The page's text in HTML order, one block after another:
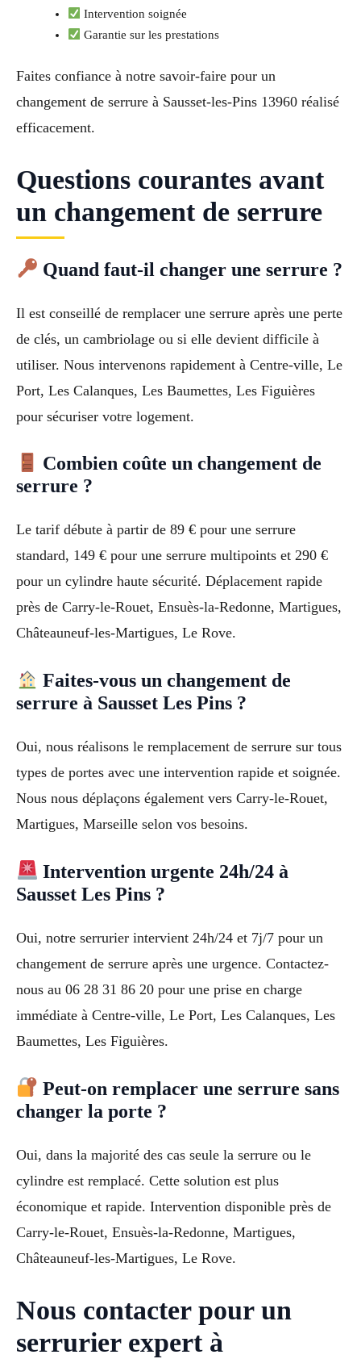
Intervention soignée
Garantie sur les prestations
Faites confiance à notre savoir-faire pour un
changement de serrure à Sausset-les-Pins 13960 réalisé
efficacement.
Questions courantes avant
un changement de serrure
Quand faut-il changer une serrure ?
Il est conseillé de remplacer une serrure après une perte
de clés, un cambriolage ou si elle devient difficile à
utiliser. Nous intervenons rapidement à Centre-ville, Le
Port, Les Calanques, Les Baumettes, Les Figuières
pour sécuriser votre logement.
Combien coûte un changement de
serrure ?
Le tarif débute à partir de 89 € pour une serrure
standard, 149 € pour une serrure multipoints et 290 €
pour un cylindre haute sécurité. Déplacement rapide
près de Carry-le-Rouet, Ensuès-la-Redonne, Martigues,
Châteauneuf-les-Martigues, Le Rove.
Faites-vous un changement de
serrure à Sausset Les Pins ?
Oui, nous réalisons le remplacement de serrure sur tous
types de portes avec une intervention rapide et soignée.
Nous nous déplaçons également vers Carry-le-Rouet,
Martigues, Marseille selon vos besoins.
Intervention urgente 24h/24 à
Sausset Les Pins ?
Oui, notre serrurier intervient 24h/24 et 7j/7 pour un
changement de serrure après une urgence. Contactez-
nous au 06 28 31 86 20 pour une prise en charge
immédiate à Centre-ville, Le Port, Les Calanques, Les
Baumettes, Les Figuières.
Peut-on remplacer une serrure sans
changer la porte ?
Oui, dans la majorité des cas seule la serrure ou le
cylindre est remplacé. Cette solution est plus
économique et rapide. Intervention disponible près de
Carry-le-Rouet, Ensuès-la-Redonne, Martigues,
Châteauneuf-les-Martigues, Le Rove.
Nous contacter pour un
serrurier expert à